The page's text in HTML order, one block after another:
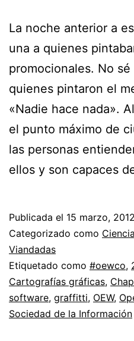
La noche anterior a
una a quienes
promocionales. No
quienes pintaron el
«Nadie hace nada».
el punto máximo de
las personas
ellos y son capaces
Publicada el 15 marzo, 2012
Categorizado como
Viandadas
Etiquetado como #oewco,
Cartografías gráficas,
software, graffitti, OEW,
Sociedad de la Información